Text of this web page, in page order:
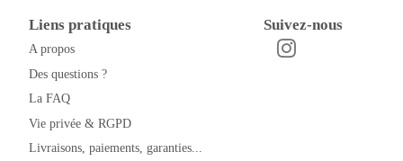
Liens pratiques
A propos
Des questions ?
La FAQ
Vie privée & RGPD
Livraisons, paiements, garanties...
Suivez-nous
FacebookInstagram